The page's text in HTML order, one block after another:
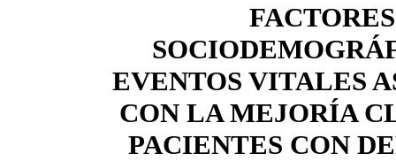
FACTORES
EVENTOS VITALES
CON LA MEJORÍA
PACIENTES CON